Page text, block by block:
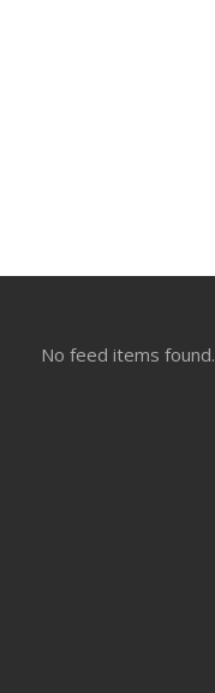
No feed items found.